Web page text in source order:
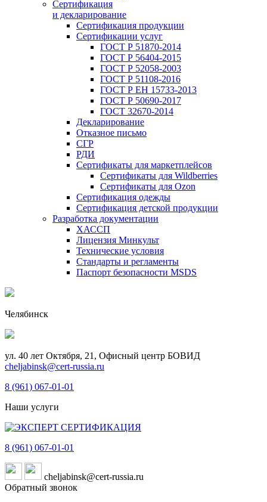
Сертификация
и декларирование
Сертификация продукции
Сертификации услуг
ГОСТ Р 51870-2014
ГОСТ Р 56404-2015
ГОСТ Р 52058-2003
ГОСТ Р 51108-2016
ГОСТ Р ЕН 15733-2013
ГОСТ Р 50690-2017
ГОСТ 32670-2014
Декларирование
Отказное письмо
СГР
РДИ
Сертификаты для маркетплейсов
Сертификаты для Wildberries
Сертификаты для Ozon
Сертификация одежды
Сертификация детской продукции
Разработка документации
ХАССП
Лицензия Минкульт
Технические условия
Стандарты и регламенты
Паспорт безопасности MSDS
Челябинск
ул. 40 лет Октября, 21, Офисный центр БОВИД
cheljabinsk@cert-russia.ru
8 (961) 067-01-01
Наши услуги
8 (961) 067-01-01
cheljabinsk@cert-russia.ru
Обратный звонок